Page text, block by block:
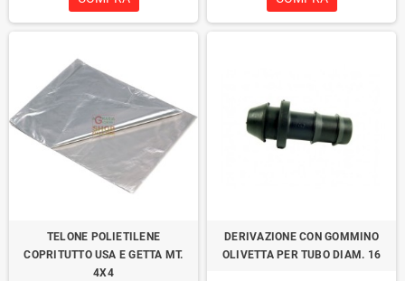
TELONE POLIETILENE
COPRITUTTO USA E GETTA MT.
4X4
DERIVAZIONE CON GOMMINO
OLIVETTA PER TUBO DIAM. 16